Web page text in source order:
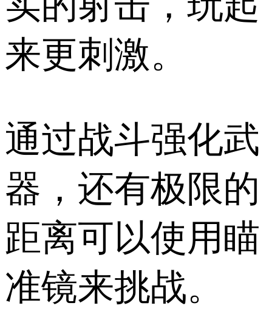
来更刺激。
通过战斗强化武
器，还有极限的
距离可以使用瞄
准镜来挑战。